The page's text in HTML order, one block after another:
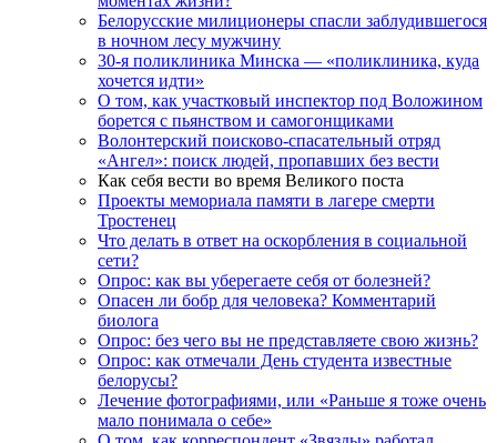
Белорусские милиционеры спасли заблудившегося
в ночном лесу мужчину
30-я поликлиника Минска — «поликлиника, куда
хочется идти»
О том, как участковый инспектор под Воложином
борется с пьянством и самогонщиками
Волонтерский поисково-спасательный отряд
«Ангел»: поиск людей, пропавших без вести
Как себя вести во время Великого поста
Проекты мемориала памяти в лагере смерти
Тростенец
Что делать в ответ на оскорбления в социальной
сети?
Опрос: как вы уберегаете себя от болезней?
Опасен ли бобр для человека? Комментарий
биолога
Опрос: без чего вы не представляете свою жизнь?
Опрос: как отмечали День студента известные
белорусы?
Лечение фотографиями, или «Раньше я тоже очень
мало понимала о себе»